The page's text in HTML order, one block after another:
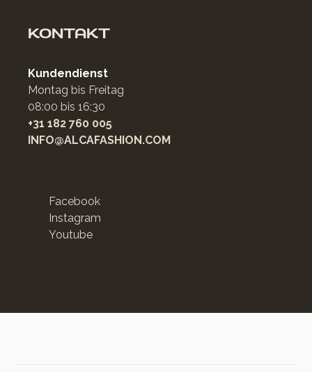
KONTAKT
Kundendienst
Montag bis Freitag
08:00 bis 16:30
+31 182 760 005
INFO@ALCAFASHION.COM
Facebook
Instagram
Youtube